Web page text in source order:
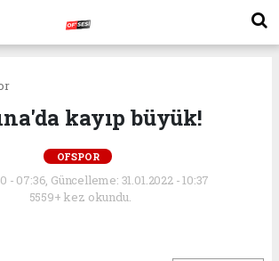
kayıp büyük!
OFSPOR
- 07:36, Güncelleme: 31.01.2022 - 10:37
5559+ kez okundu.